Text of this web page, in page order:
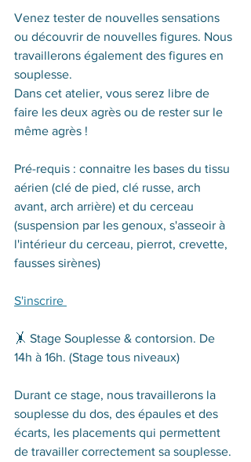
Venez tester de nouvelles sensations
ou découvrir de nouvelles figures. Nous
travaillerons également des figures en
souplesse.
Dans cet atelier, vous serez libre de
faire les deux agrès ou de rester sur le
même agrès !
Pré-requis : connaitre les bases du tissu
aérien (clé de pied, clé russe, arch
avant, arch arrière) et du cerceau
(suspension par les genoux, s'asseoir à
l'intérieur du cerceau, pierrot, crevette,
fausses sirènes)
S'inscrire
🤸‍ Stage Souplesse & contorsion. De
14h à 16h. (Stage tous niveaux)
Durant ce stage, nous travaillerons la
souplesse du dos, des épaules et des
écarts, les placements qui permettent
de travailler correctement sa souplesse.